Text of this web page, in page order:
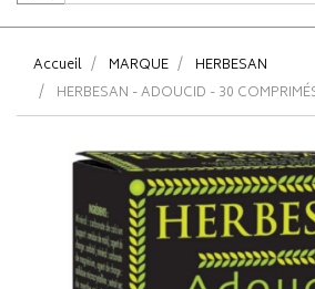
Accueil MARQUE
HERBESAN
HERBESAN - ADOUCID - 30